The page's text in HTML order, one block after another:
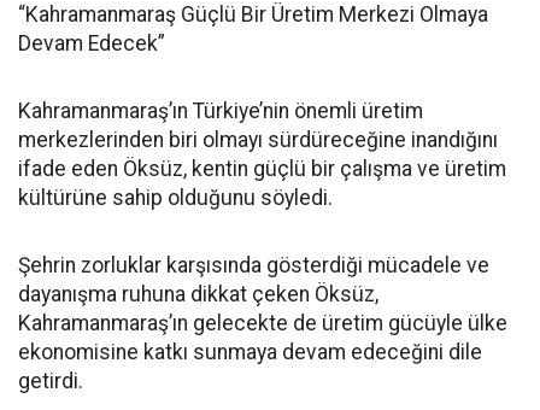
“Kahramanmaraş Güçlü Bir Üretim Merkezi Olmaya
Devam Edecek”
Kahramanmaraş’ın Türkiye’nin önemli üretim
merkezlerinden biri olmayı sürdüreceğine inandığını
ifade eden Öksüz, kentin güçlü bir çalışma ve üretim
kültürüne sahip olduğunu söyledi.
Şehrin zorluklar karşısında gösterdiği mücadele ve
dayanışma ruhuna dikkat çeken Öksüz,
Kahramanmaraş’ın gelecekte de üretim gücüyle ülke
ekonomisine katkı sunmaya devam edeceğini dile
getirdi.